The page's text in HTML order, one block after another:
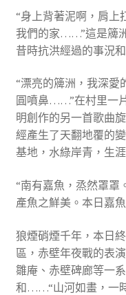
“身上背著泥啊，肩上
我們的家……”這是簰
昔時抗洪經過的事況
“漂亮的簰洲，我深愛
圓噴鼻……”在村里一
明創作的另一首歌曲
經產生了天翻地覆的
基地，水綠岸青，生
“南有嘉魚，烝然罩罩
產魚之鮮美。本日嘉
狼煙硝煙千年，本日
區，赤壁年夜戰的表
雛庵、赤壁碑廊等一
和……“山河如畫，一